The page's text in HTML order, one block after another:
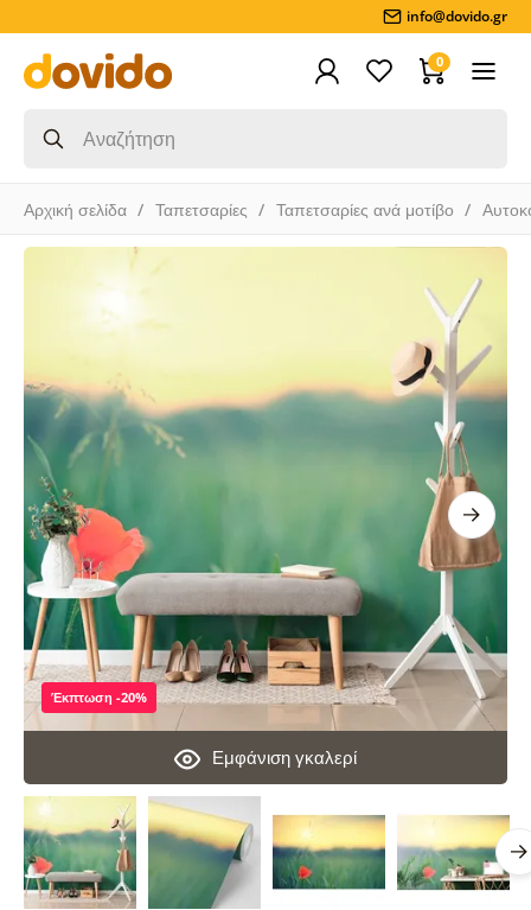
info@dovido.gr
0
Αρχική σελίδα Ταπετσαρίες Ταπετσαρίες ανά μοτίβο
Εμφάνιση γκαλερί
Έκπτωση -20%